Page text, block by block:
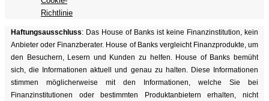
Richtlinie
Haftungsausschluss: Das House of Banks ist keine Finanzinstitution, kein
Anbieter oder Finanzberater. House of Banks vergleicht Finanzprodukte, um
den Besuchern, Lesern und Kunden zu helfen. House of Banks bemüht
sich, die Informationen aktuell und genau zu halten. Diese Informationen
stimmen möglicherweise mit den Informationen, welche Sie bei
Finanzinstitutionen oder bestimmten Produktanbietern erhalten, nicht